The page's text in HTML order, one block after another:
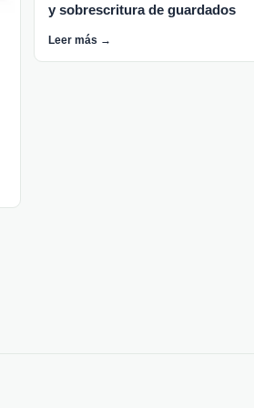
y sobrescritura de guardados
Leer más →